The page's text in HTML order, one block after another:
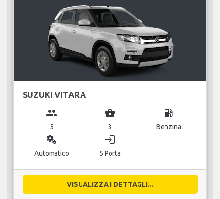
SUZUKI VITARA
group
5
business_center
3
local_gas_station
Benzina
miscellaneous_services
Automatico
login
5 Porta
VISUALIZZA I DETTAGLI...